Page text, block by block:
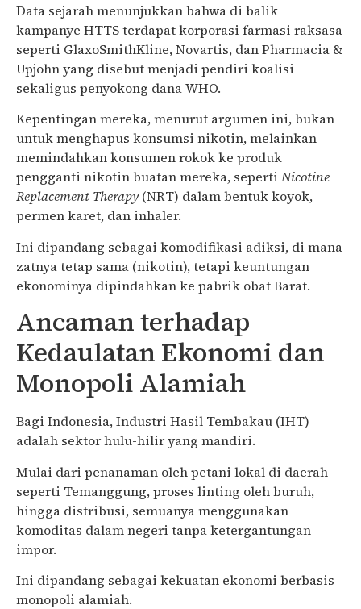
Data sejarah menunjukkan bahwa di balik
kampanye HTTS terdapat korporasi farmasi raksasa
seperti GlaxoSmithKline,Novartis, danPharmacia &
Upjohnyang disebut menjadi pendiri koalisi
sekaligus penyokong dana WHO.
Kepentingan mereka, menurut argumen ini, bukan
untuk menghapus konsumsi nikotin, melainkan
memindahkan konsumen rokok ke produk
pengganti nikotin buatan mereka, seperti Nicotine
Replacement Therapy(NRT) dalam bentuk koyok,
permen karet, dan inhaler.
Ini dipandang sebagai komodifikasi adiksi, di mana
zatnya tetap sama (nikotin), tetapi keuntungan
ekonominya dipindahkan ke pabrik obat Barat.
Ancaman terhadap
Kedaulatan Ekonomi dan
Monopoli Alamiah
Bagi Indonesia, Industri Hasil Tembakau (IHT)
adalah sektor hulu-hilir yang mandiri.
Mulai dari penanaman oleh petani lokal di daerah
seperti Temanggung, proses linting oleh buruh,
hingga distribusi, semuanya menggunakan
komoditas dalam negeri tanpa ketergantungan
impor.
Ini dipandang sebagai kekuatan ekonomi berbasis
monopoli alamiah.